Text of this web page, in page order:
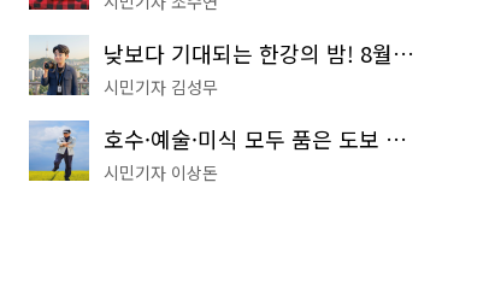
낮보다 기대되는 한강의 밤! 8월 한정 무료 '한강 밤핑' 예약은?
시민기자 김성무
호수·예술·미식 모두 품은 도보 코스! 서울식물원~LG아트센터~마곡테라스거리
시민기자 이상돈